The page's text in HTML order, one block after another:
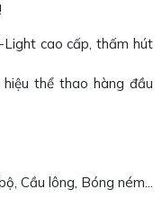
cao cấp, thấm hút
thể thao hàng đầu
Cầu lông, Bóng ném...